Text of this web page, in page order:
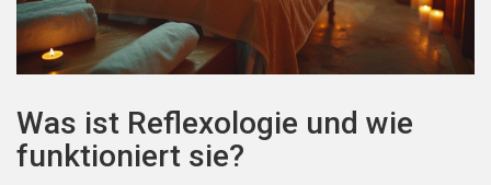
Was ist Reflexologie und wie
funktioniert sie?